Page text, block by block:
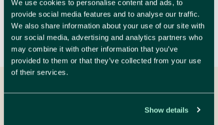
We use cookies to personalise content and ads, to
provide social media features and to analyse our traffic.
We also share information about your use of our site with
our social media, advertising and analytics partners who
may combine it with other information that you’ve
provided to them or that they’ve collected from your use
of their services.
Show details
Gepubliceerd op 05/01/19
In dit artikel Digital
We leren je graag